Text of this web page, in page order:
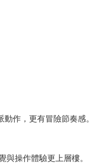
作，更有冒險節奏感。
操作體驗更上層樓。